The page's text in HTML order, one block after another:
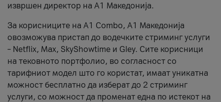
извршен директор на А1 Македонија.
За корисниците на A1 Combo, А1 Македонија
овозможува пристап до водечките стриминг услуги
– Netflix, Max, SkyShowtime и Gley. Сите корисници
на тековното портфолио, во согласност со
тарифниот модел што го користат, имаат уникатна
можност бесплатно да изберат до 2 стриминг
услуги, со можност да променат една по истекот на